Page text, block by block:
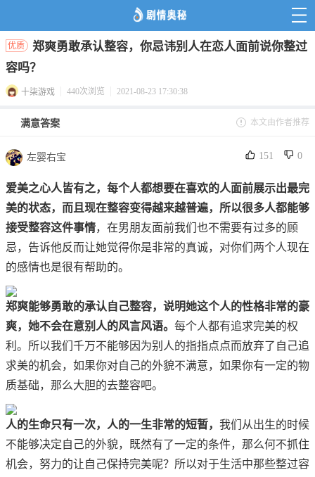
优质
郑爽勇敢承认整容，你忌讳别人在恋人面前说你整过
容吗？
十柒游戏 440次浏览 2021-08-23 17:30:38
满意答案 本文由作者推荐
左婴右宝 151 0
爱美之心人皆有之，每个人都想要在喜欢的人面前展示出最完
美的状态，而且现在整容变得越来越普遍，所以很多人都能够
接受整容这件事情，在男朋友面前我们也不需要有过多的顾
忌，告诉他反而让她觉得你是非常的真诚，对你们两个人现在
的感情也是很有帮助的。
郑爽能够勇敢的承认自己整容，说明她这个人的性格非常的豪
爽，她不会在意别人的风言风语。 每个人都有追求完美的权
利。所以我们千万不能够因为别人的指指点点而放弃了自己追
求美的机会，如果你对自己的外貌不满意，如果你有一定的物
质基础，那么大胆的去整容吧。
人的生命只有一次，人的一生非常的短暂， 我们从出生的时候
不能够决定自己的外貌，既然有了一定的条件，那么何不抓住
机会，努力的让自己保持完美呢？所以对于生活中那些整过容